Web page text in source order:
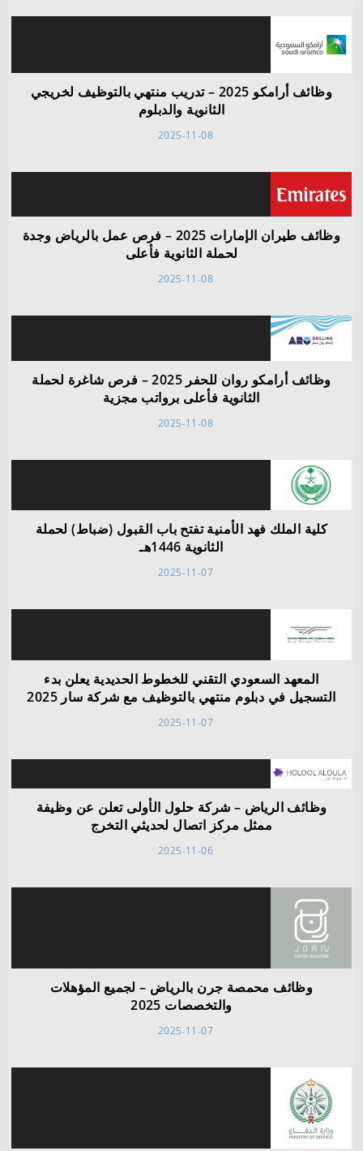
وظائف أرامكو 2025 – تدريب منتهي بالتوظيف لخريجي
الثانوية والدبلوم
2025-11-08
وظائف طيران الإمارات 2025 – فرص عمل بالرياض وجدة
لحملة الثانوية فأعلى
2025-11-08
وظائف أرامكو روان للحفر 2025 – فرص شاغرة لحملة
الثانوية فأعلى برواتب مجزية
2025-11-08
كلية الملك فهد الأمنية تفتح باب القبول (ضباط) لحملة
الثانوية 1446هـ
2025-11-07
المعهد السعودي التقني للخطوط الحديدية يعلن بدء
التسجيل في دبلوم منتهي بالتوظيف مع شركة سار 2025
2025-11-07
وظائف الرياض – شركة حلول الأولى تعلن عن وظيفة
ممثل مركز اتصال لحديثي التخرج
2025-11-06
وظائف محمصة جرن بالرياض – لجميع المؤهلات
والتخصصات 2025
2025-11-07